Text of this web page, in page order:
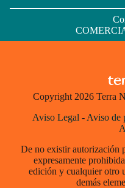
Copyright 2026 Terra
Aviso Legal - Aviso de
De no existir autorización
expresamente
edición y cualquier otro
demás